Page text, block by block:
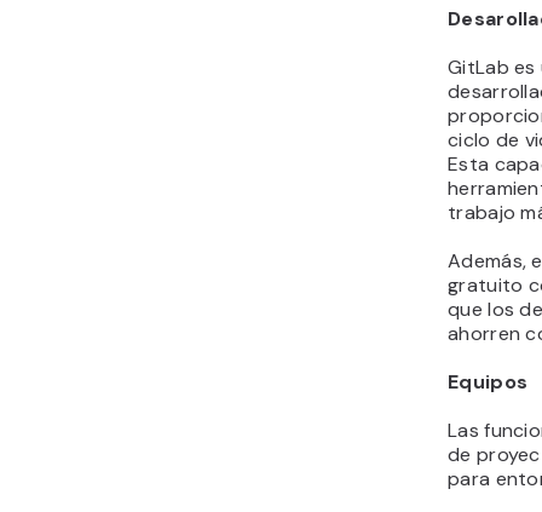
GitLab
ciclo de
Esta
trabajo
Además,
gratuito
que los
ahorren
Equipos
Las
de
para